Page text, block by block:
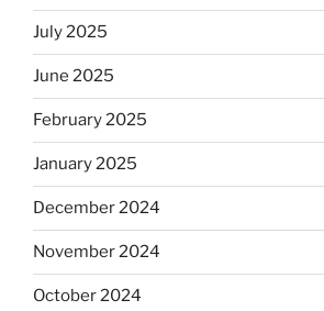
July 2025
June 2025
February 2025
January 2025
December 2024
November 2024
October 2024